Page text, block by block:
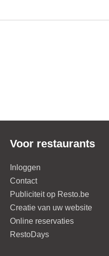
Voor restaurants
Inloggen
Contact
Publiciteit op Resto.be
Creatie van uw website
Online reservaties
RestoDays